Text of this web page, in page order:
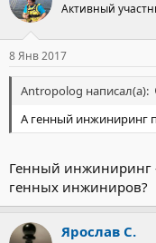
Активный
8 Янв 2017
Antropolog написал(а):
А генный инжиниринг
Генный инжиниринг
генных инжиниров?
Ярослав С.